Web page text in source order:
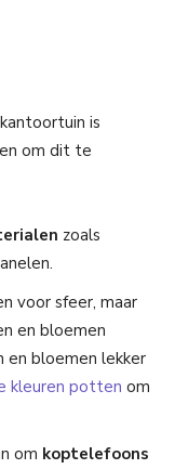
is
om dit te
zoals
voor sfeer, maar
en bloemen
bloemen lekker
kleuren potten om
om koptelefoons